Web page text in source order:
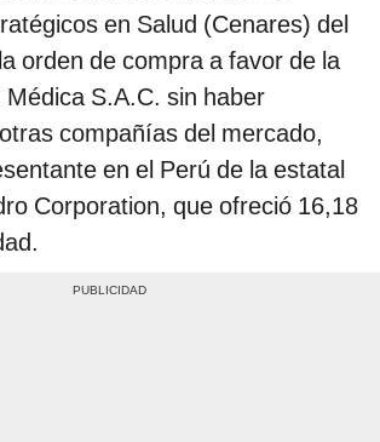
en Salud (Cenares) del
orden de compra a favor de la
S.A.C. sin haber
compañías del mercado,
en el Perú de la estatal
Corporation, que ofreció 16,18